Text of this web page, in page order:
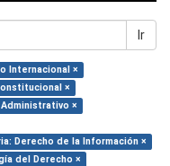
Ir
Internacional ×
×
×
Derecho de la Información ×
del Derecho ×